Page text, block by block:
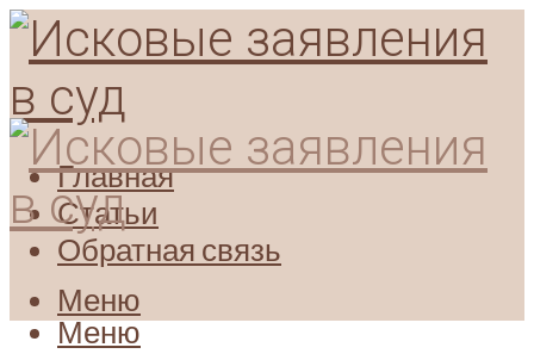
Главная
Статьи
Обратная связь
Меню
Меню